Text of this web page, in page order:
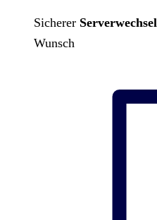
Sicherer Serverwechsel
Wunsch